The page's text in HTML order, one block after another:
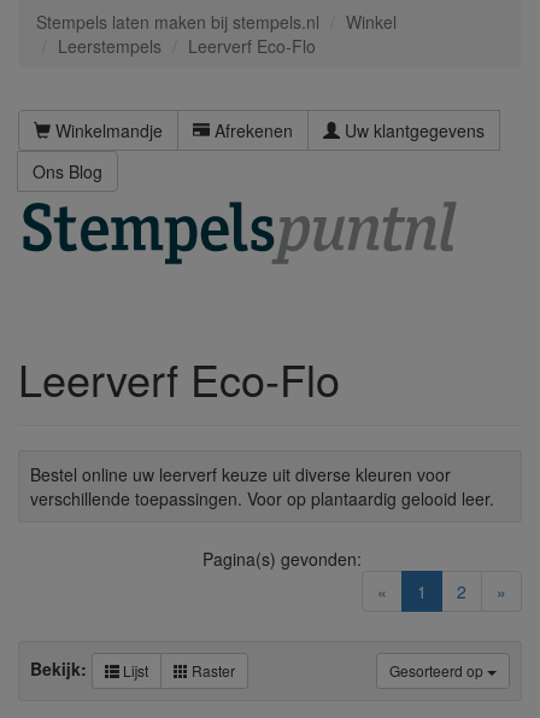
Stempels laten maken bij stempels.nl
Winkel
Leerstempels
Leerverf Eco-Flo
Winkelmandje Afrekenen
Uw klantgegevens
Ons Blog
Leerverf Eco-Flo
Bestel online uw leerverf keuze uit diverse kleuren voor
verschillende toepassingen. Voor op plantaardig gelooid leer.
« 1 (current)
2 »
Pagina(s) gevonden:
Gesorteerd op
Bekijk: Lijst Raster